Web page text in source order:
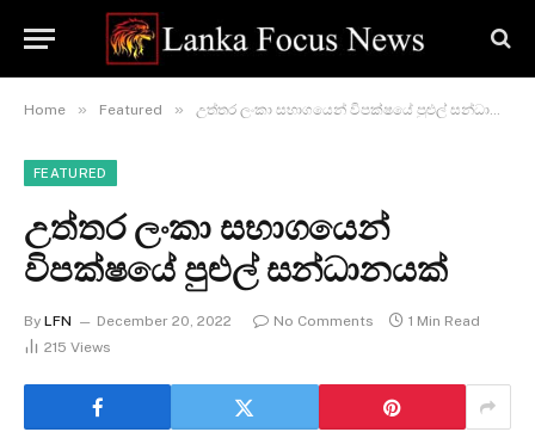
Home » Featured » උත්තර ලංකා සභාගයෙන් විපක්ෂයේ පුළුල් සන්ධානයක්
FEATURED
උත්තර ලංකා සභාගයෙන්
විපක්ෂයේ පුළුල් සන්ධානයක්
By LFN December 20, 2022 No Comments
1 Min Read
215 Views